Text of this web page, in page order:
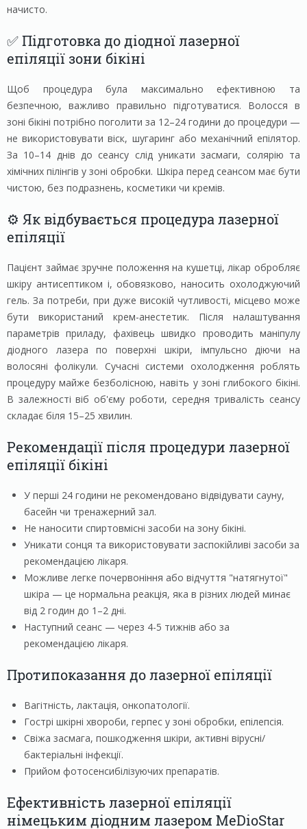
начисто.
✅ Підготовка до діодної лазерної
епіляції зони бікіні
Щоб процедура була максимально ефективною та
безпечною, важливо правильно підготуватися. Волосся в
зоні бікіні потрібно поголити за 12–24 години до процедури —
не використовувати віск, шугаринг або механічний епілятор.
За 10–14 днів до сеансу слід уникати засмаги, солярію та
хімічних пілінгів у зоні обробки. Шкіра перед сеансом має бути
чистою, без подразнень, косметики чи кремів.
⚙️ Як відбувається процедура лазерної
епіляції
Пацієнт займає зручне положення на кушетці, лікар обробляє
шкіру антисептиком і, обовязково, наносить охолоджуючий
гель. За потреби, при дуже високій чутливості, місцево може
бути використаний крем-анестетик. Після налаштування
параметрів приладу, фахівець швидко проводить маніпулу
діодного лазера по поверхні шкіри, імпульсно діючи на
волосяні фолікули. Сучасні системи охолодження роблять
процедуру майже безболісною, навіть у зоні глибокого бікіні.
В залежності віб об'єму роботи, середня тривалість сеансу
складає біля 15–25 хвилин.
Рекомендації після процедури лазерної
епіляції бікіні
У перші 24 години не рекомендовано відвідувати сауну,
басейн чи тренажерний зал.
Не наносити спиртовмісні засоби на зону бікіні.
Уникати сонця та використовувати заспокійливі засоби за
рекомендацією лікаря.
Можливе легке почервоніння або відчуття "натягнутої"
шкіра — це нормальна реакція, яка в різних людей минає
від 2 годин до 1–2 дні.
Наступний сеанс — через 4-5 тижнів або за
рекомендацією лікаря.
Протипоказання до лазерної епіляції
Вагітність, лактація, онкопатології.
Гострі шкірні хвороби, герпес у зоні обробки, епілепсія.
Свіжа засмага, пошкодження шкіри, активні вірусні/
бактеріальні інфекції.
Прийом фотосенсибілізуючих препаратів.
Ефективність лазерної епіляції
німецьким діодним лазером MeDioStar